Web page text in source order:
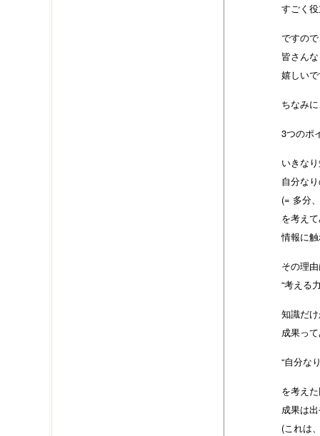
すごく
ですの
皆さん
嬉しい
ちなみ
3つのポ
いきな
自分な
(= 多分
を考え
情報に
その理
“考える
知識だ
成果っ
“自分な
を考え
成果は
(これは